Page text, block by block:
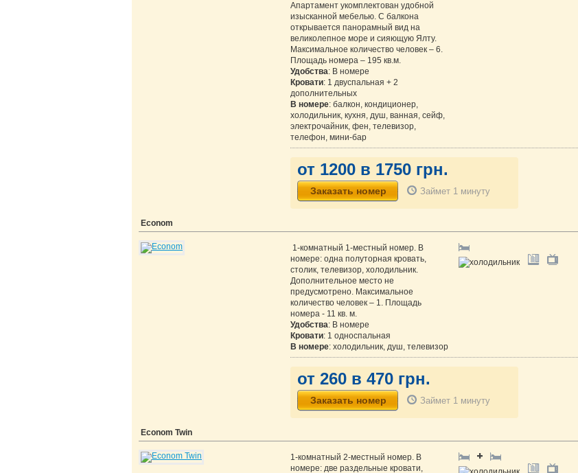
Апартамент укомплектован удобной
изысканной мебелью. С балкона
открывается панорамный вид на
великолепное море и сияющую Ялту.
Максимальное количество человек – 6.
Площадь номера – 195 кв.м.
Удобства: В номере
Кровати: 1 двуспальная + 2
дополнительных
В номере: балкон, кондиционер,
холодильник, кухня, душ, ванная, сейф,
электрочайник, фен, телевизор,
телефон, мини-бар
от 1200 в 1750 грн.
Займет 1 минуту
Econom
1-комнатный 1-местный номер. В
номере: одна полуторная кровать,
столик, телевизор, холодильник.
Дополнительное место не
предусмотрено. Максимальное
количество человек – 1. Площадь
номера - 11 кв. м.
Удобства: В номере
Кровати: 1 односпальная
В номере: холодильник, душ, телевизор
от 260 в 470 грн.
Займет 1 минуту
Econom Twin
1-комнатный 2-местный номер. В
номере: две раздельные кровати,